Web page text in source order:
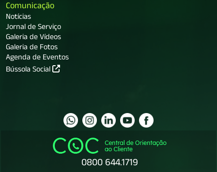
Comunicação
Notícias
Jornal de Serviço
Galeria de Vídeos
Galeria de Fotos
Agenda de Eventos
Bússola Social
0800 644.1719